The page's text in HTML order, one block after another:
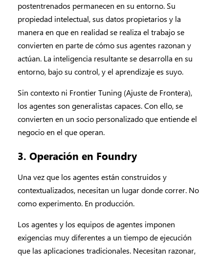
postentrenados permanecen en su entorno. Su
propiedad intelectual, sus datos propietarios y la
manera en que en realidad se realiza el trabajo se
convierten en parte de cómo sus agentes razonan y
actúan. La inteligencia resultante se desarrolla en su
entorno, bajo su control, y el aprendizaje es suyo.
Sin contexto ni Frontier Tuning (Ajuste de Frontera),
los agentes son generalistas capaces. Con ello, se
convierten en un socio personalizado que entiende el
negocio en el que operan.
3. Operación en Foundry
Una vez que los agentes están construidos y
contextualizados, necesitan un lugar donde correr. No
como experimento. En producción.
Los agentes y los equipos de agentes imponen
exigencias muy diferentes a un tiempo de ejecución
que las aplicaciones tradicionales. Necesitan razonar,